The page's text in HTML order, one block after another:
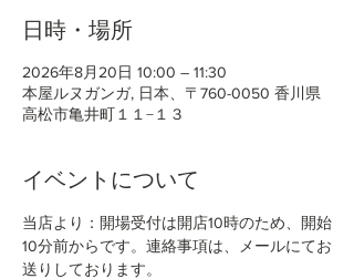
日時・場所
2026年8月20日 10:00 – 11:30
本屋ルヌガンガ, 日本、〒760-0050 香川県
高松市亀井町１１−１３
イベントについて
当店より：開場受付は開店10時のため、開始
10分前からです。連絡事項は、メールにてお
送りしております。